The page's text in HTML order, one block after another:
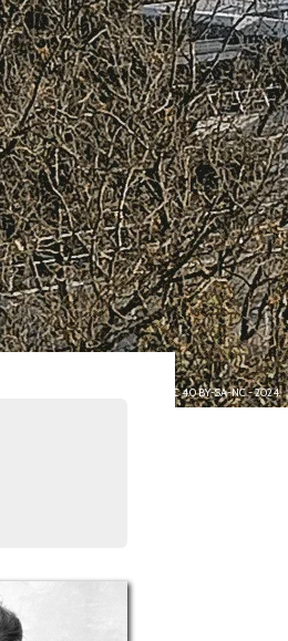
Image : Arnaud Lepetit - CC 4.0 BY-SA-NC - 2024.